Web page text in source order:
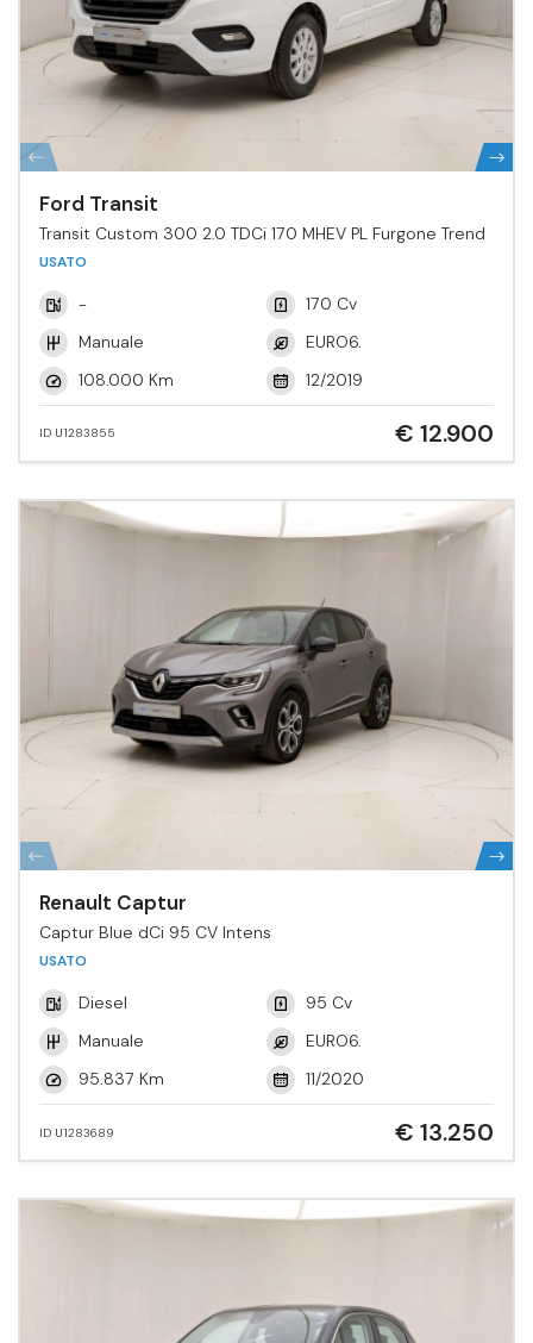
Ford Transit
Transit Custom 300 2.0 TDCi 170 MHEV PL Furgone Trend
USATO
-
170 Cv
Manuale
EURO6.
108.000 Km
12/2019
ID U1283855 € 12.900
Renault Captur
Captur Blue dCi 95 CV Intens
USATO
Diesel
95 Cv
Manuale
EURO6.
95.837 Km
11/2020
ID U1283689 € 13.250